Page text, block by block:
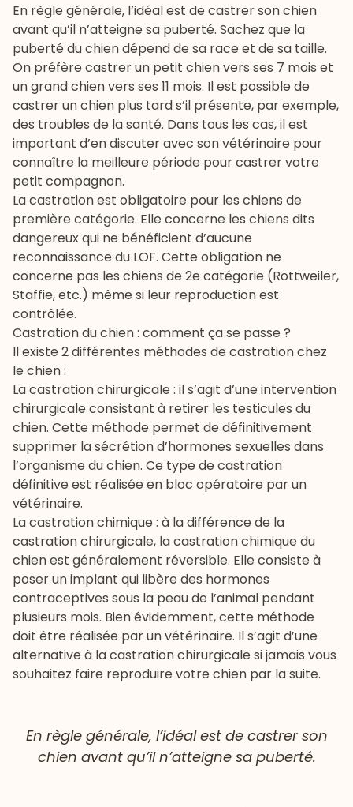
En règle générale, l’idéal est de castrer son chien
avant qu’il n’atteigne sa puberté. Sachez que la
puberté du chien dépend de sa race et de sa taille.
On préfère castrer un petit chien vers ses 7 mois et
un grand chien vers ses 11 mois. Il est possible de
castrer un chien plus tard s’il présente, par exemple,
des troubles de la santé. Dans tous les cas, il est
important d’en discuter avec son vétérinaire pour
connaître la meilleure période pour castrer votre
petit compagnon.
La castration est obligatoire pour les chiens de
première catégorie. Elle concerne les chiens dits
dangereux qui ne bénéficient d’aucune
reconnaissance du LOF. Cette obligation ne
concerne pas les chiens de 2e catégorie (Rottweiler,
Staffie, etc.) même si leur reproduction est
contrôlée.
Castration du chien : comment ça se passe ?
Il existe 2 différentes méthodes de castration chez
le chien :
La castration chirurgicale : il s’agit d’une intervention
chirurgicale consistant à retirer les testicules du
chien. Cette méthode permet de définitivement
supprimer la sécrétion d’hormones sexuelles dans
l’organisme du chien. Ce type de castration
définitive est réalisée en bloc opératoire par un
vétérinaire.
La castration chimique : à la différence de la
castration chirurgicale, la castration chimique du
chien est généralement réversible. Elle consiste à
poser un implant qui libère des hormones
contraceptives sous la peau de l’animal pendant
plusieurs mois. Bien évidemment, cette méthode
doit être réalisée par un vétérinaire. Il s’agit d’une
alternative à la castration chirurgicale si jamais vous
souhaitez faire reproduire votre chien par la suite.
En règle générale, l’idéal est de castrer son
chien avant qu’il n’atteigne sa puberté.